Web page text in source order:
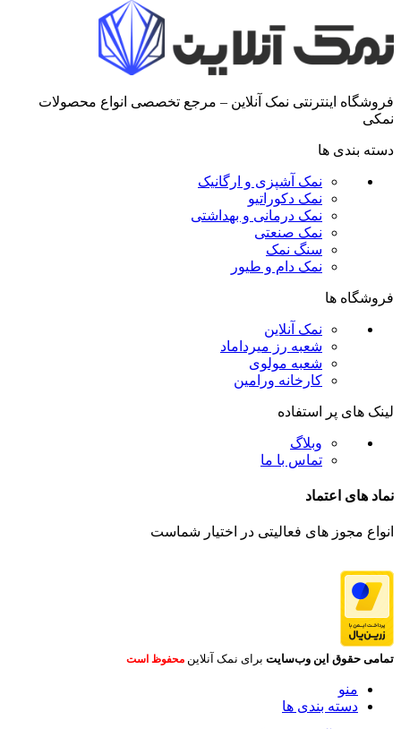
فروشگاه اینترنتی نمک آنلاین – مرجع تخصصی انواع محصولات
نمکی
دسته بندی ها
نمک آشپزی و ارگانیک
نمک دکوراتیو
نمک درمانی و بهداشتی
نمک صنعتی
سنگ نمک
نمک دام و طیور
فروشگاه ها
نمک آنلاین
شعبه رز میرداماد
شعبه مولوی
کارخانه ورامین
لینک های پر استفاده
وبلاگ
تماس با ما
نماد های اعتماد
انواع مجوز های فعالیتی در اختیار شماست
تمامی حقوق این وب‌سایت برای نمک آنلاین محفوظ است
منو
دسته بندی ها